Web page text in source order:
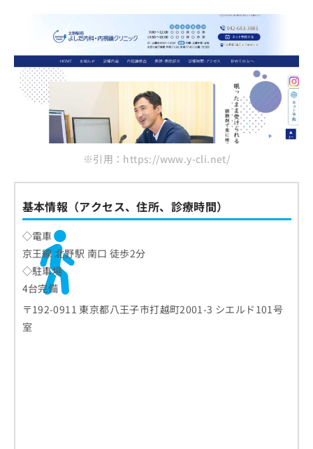
※引用：https://www.y-cli.net/
基本情報（アクセス、住所、診療時間）
◇電車
京王線 北野駅 南口 徒歩2分
◇駐車場
4台完備
〒192-0911 東京都八王子市打越町2001-3 シエルド101号
室